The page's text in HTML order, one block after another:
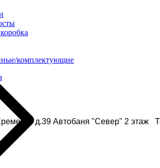
д.39 Автобаня "Север" 2 этаж
комплектующие